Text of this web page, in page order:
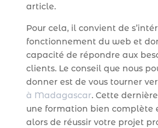
article.
Pour cela, il convient de
fonctionnement du web et
capacité de répondre aux
clients. Le conseil que nous
donner est de vous tourner
à Madagascar. Cette
une formation bien complète
alors de réussir votre projet